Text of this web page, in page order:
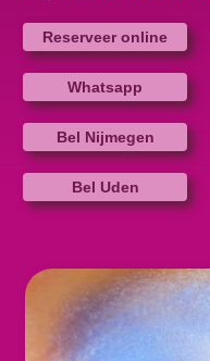
Reserveer online
Whatsapp
Bel Nijmegen
Bel Uden